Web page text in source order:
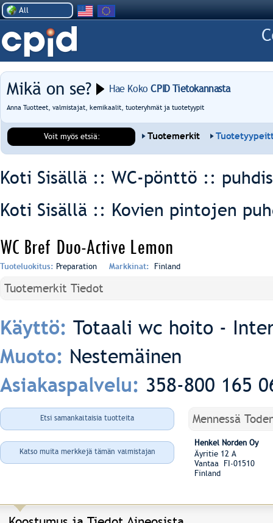
All
Mikä on se? Hae Koko CPID Tietokannasta
Anna Tuotteet, valmistajat, kemikaalit, tuoteryhmät ja tuotetyypit
Voit myös etsiä: Tuotemerkit
Koti Sisällä :: WC-pönttö ::
Koti Sisällä :: Kovien pintojen
WC Bref Duo-Active Lemon
Tuoteluokitus: Preparation Markkinat: Finland
Tuotemerkit Tiedot
Käyttö: Totaali wc hoito -
Muoto: Nestemäinen
Asiakaspalvelu: 358-800 165
Etsi samankaltaisia tuotteita
Katso muita merkkejä tämän valmistajan
Mennessä
Henkel Norden Oy
Äyritie 12 A
Vantaa FI-01510
Finland